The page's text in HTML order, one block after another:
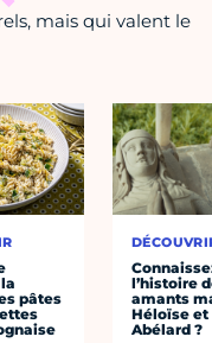
mais qui valent le
pâtes
l’histoire
amants
Héloïse et
Abélard ?